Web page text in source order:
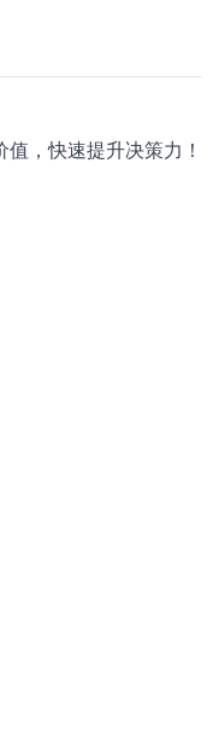
，快速提升决策力！